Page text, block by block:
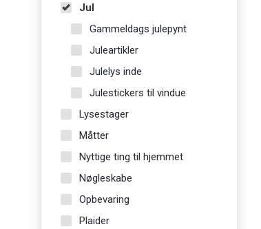
Jul
Gammeldags julepynt
Juleartikler
Julelys inde
Julestickers til vindue
Lysestager
Måtter
Nyttige ting til hjemmet
Nøgleskabe
Opbevaring
Plaider